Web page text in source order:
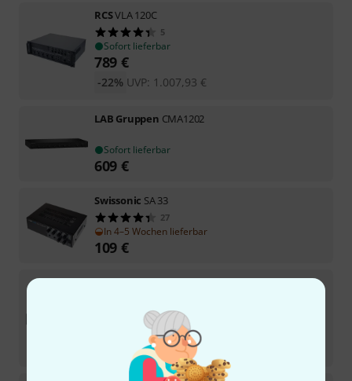
RCSVLA 120C
5
Sofort lieferbar
789 €
UVP: 1.007,93 €
-22%
LAB Gruppen CMA1202
Sofort lieferbar
609 €
Swissonic SA 33
27
In 4–5 Wochen lieferbar
109 €
MonacorPA-900DT
Sofort lieferbar
UVP:669,98 €